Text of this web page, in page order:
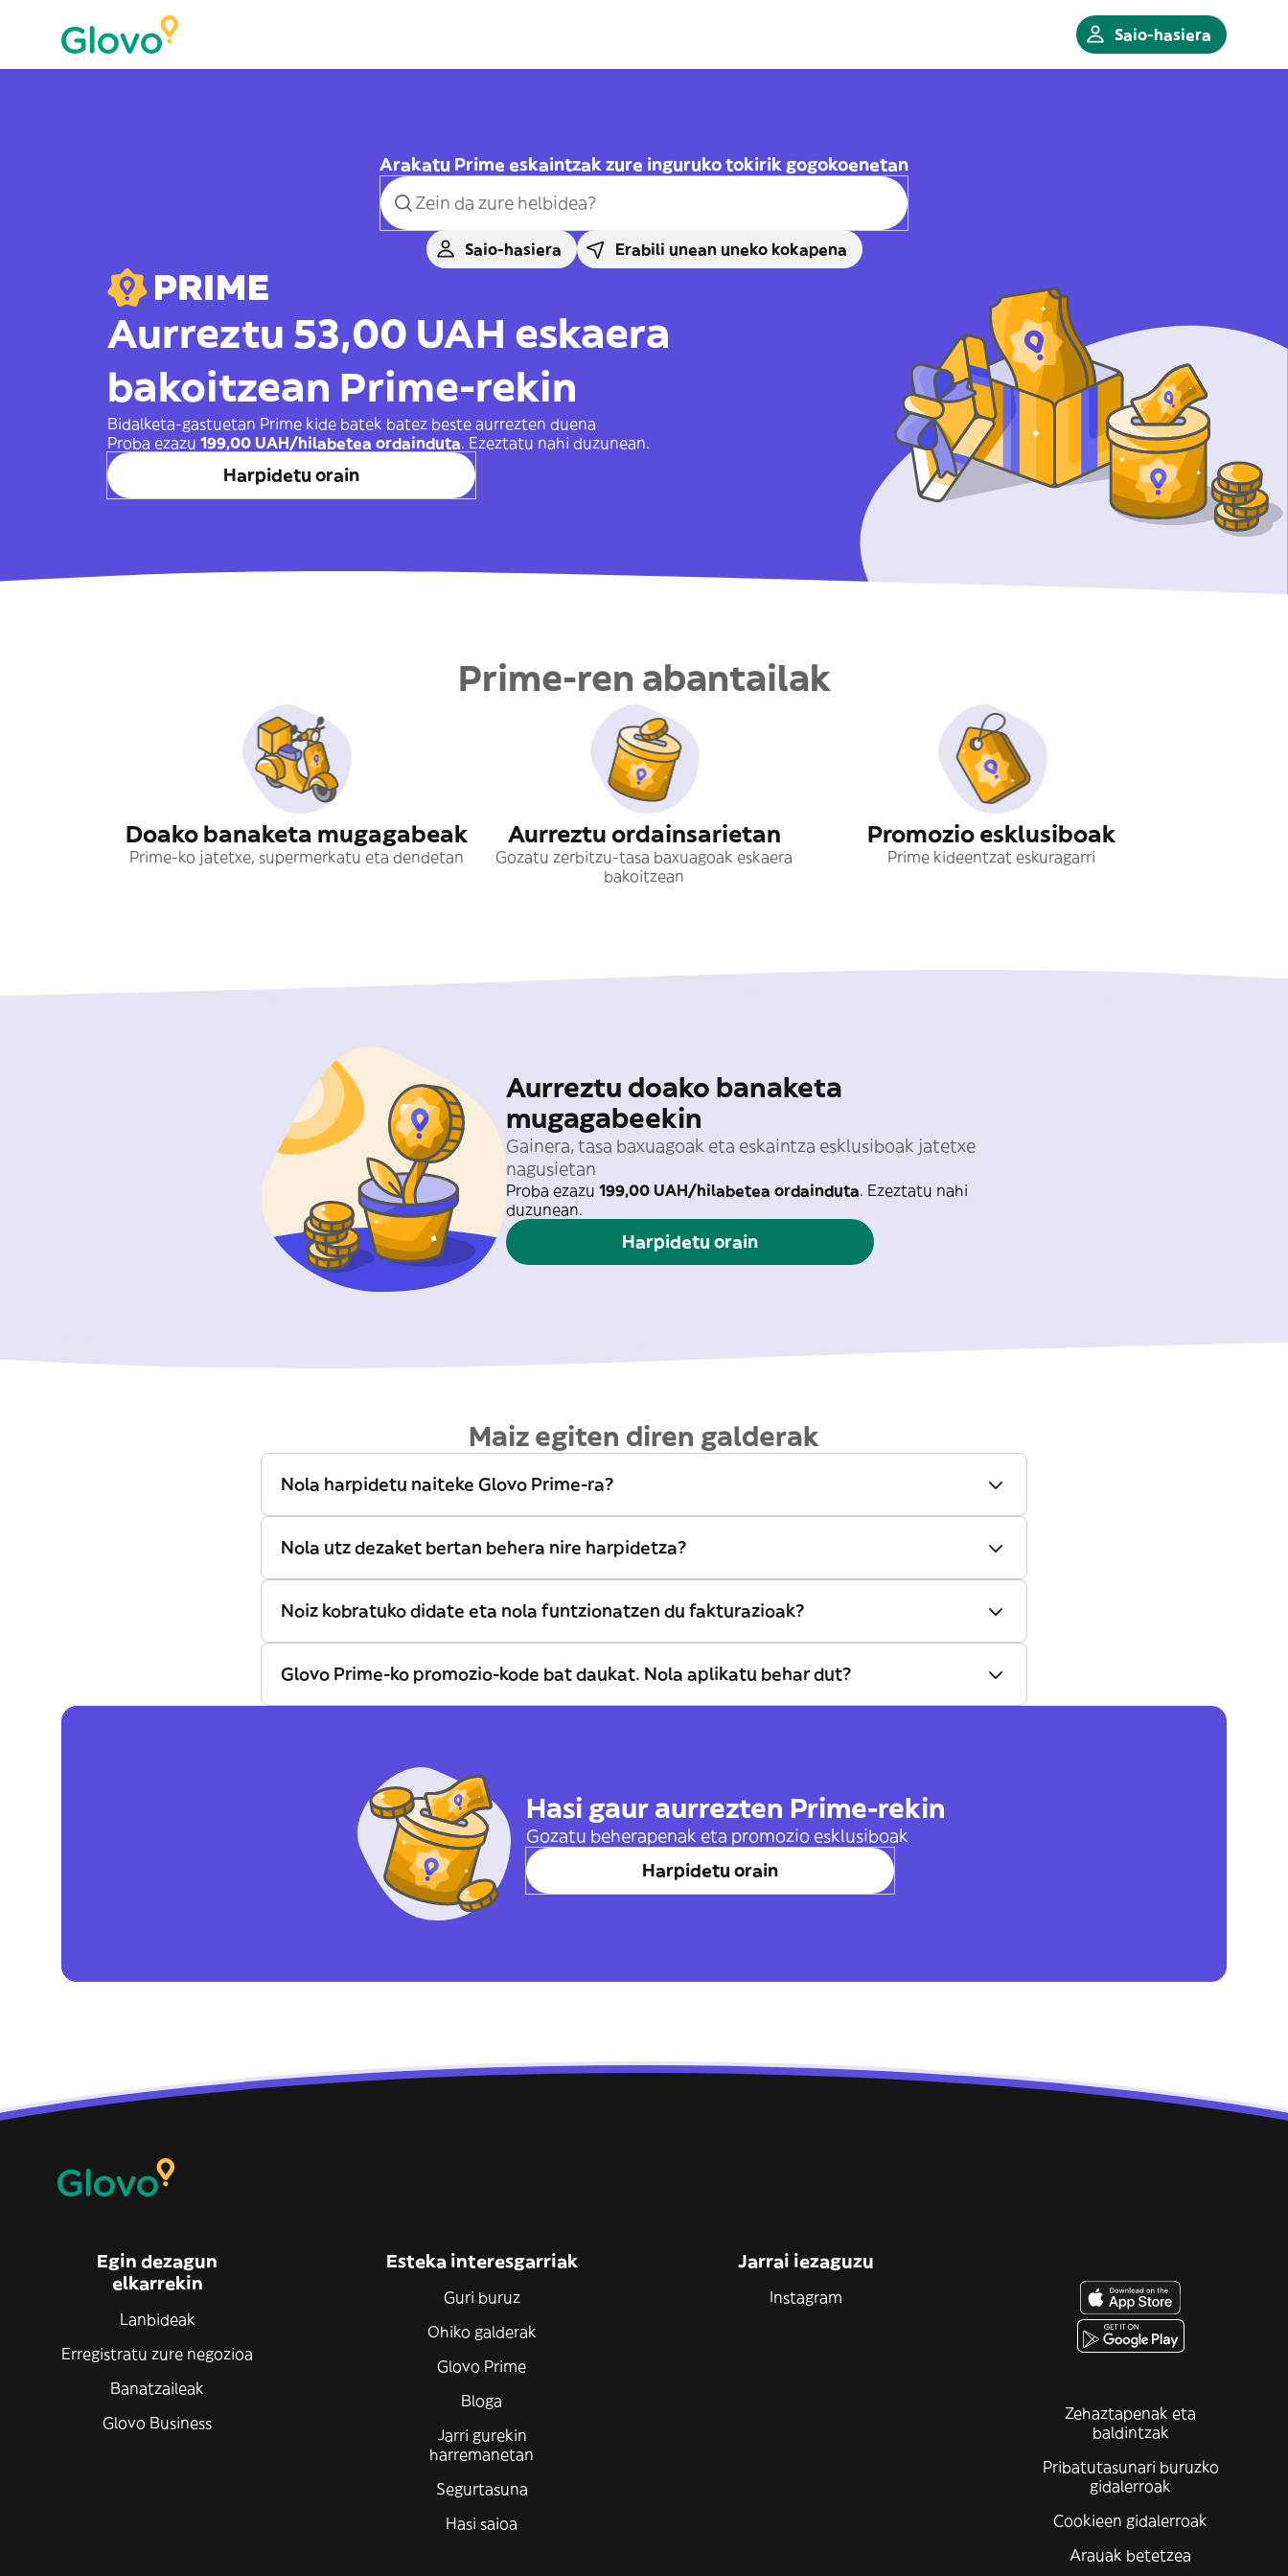
Saio-hasiera
Arakatu Prime eskaintzak zure inguruko tokirik gogokoenetan
Saio-hasiera Erabili unean uneko kokapena
Aurreztu 53,00 UAH eskaera
bakoitzean Prime-rekin
Bidalketa-gastuetan Prime kide batek batez beste aurrezten duena
Proba ezazu 199,00 UAH/hilabetea ordainduta. Ezeztatu nahi duzunean.
Harpidetu orain
Prime-ren abantailak
Doako banaketa mugagabeak
Prime-ko jatetxe, supermerkatu eta dendetan
Aurreztu ordainsarietan
Gozatu zerbitzu-tasa baxuagoak eskaera
bakoitzean
Promozio esklusiboak
Prime kideentzat eskuragarri
Aurreztu doako banaketa
mugagabeekin
Gainera, tasa baxuagoak eta eskaintza esklusiboak jatetxe
nagusietan
Proba ezazu 199,00 UAH/hilabetea ordainduta. Ezeztatu nahi
duzunean.
Harpidetu orain
Maiz egiten diren galderak
Nola harpidetu naiteke Glovo Prime-ra?
Nola utz dezaket bertan behera nire harpidetza?
Noiz kobratuko didate eta nola funtzionatzen du fakturazioak?
Glovo Prime-ko promozio-kode bat daukat. Nola aplikatu behar dut?
Hasi gaur aurrezten Prime-rekin
Gozatu beherapenak eta promozio esklusiboak
Harpidetu orain
Egin dezagun
elkarrekin
Lanbideak
Erregistratu zure negozioa
Banatzaileak
Glovo Business
Esteka interesgarriak
Guri buruz
Ohiko galderak
Glovo Prime
Bloga
Jarri gurekin
harremanetan
Segurtasuna
Hasi saioa
Jarrai iezaguzu
Instagram
Zehaztapenak eta
baldintzak
Pribatutasunari buruzko
gidalerroak
Cookieen gidalerroak
Arauak betetzea